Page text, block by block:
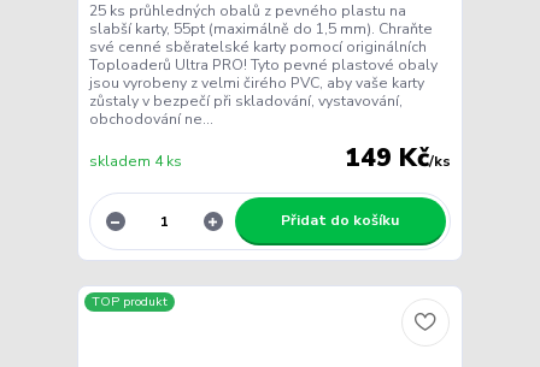
25 ks průhledných obalů z pevného plastu na
slabší karty, 55pt (maximálně do 1,5 mm). Chraňte
své cenné sběratelské karty pomocí originálních
Toploaderů Ultra PRO! Tyto pevné plastové obaly
jsou vyrobeny z velmi čirého PVC, aby vaše karty
zůstaly v bezpečí při skladování, vystavování,
obchodování ne...
149 Kč/ks
skladem 4 ks
Přidat do košíku
TOP produkt